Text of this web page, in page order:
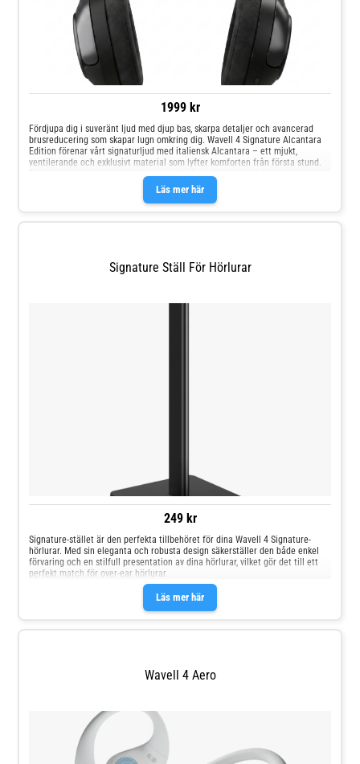
1999 kr
Läs mer här
Fördjupa dig i suveränt ljud med djup bas, skarpa detaljer och avancerad
brusreducering som skapar lugn omkring dig. Wavell 4 Signature Alcantara
Edition förenar vårt signaturljud med italiensk Alcantara – ett mjukt,
ventilerande och exklusivt material som lyfter komforten från första stund.
En diskret lyx som gör varje lyssning till något särskilt.Känt för sitt exklusiva
uttryck, sin mjuka känsla och raffinerade finish är Alcantara ett italienskt
material som används i allt från lyxiga bilinredningar till premiumprodukter
inom design och livsstil.Scandinavian Sound. Italian Design.
Signature Ställ För Hörlurar
249 kr
Läs mer här
Signature-stället är den perfekta tillbehöret för dina Wavell 4 Signature-
hörlurar. Med sin eleganta och robusta design säkerställer den både enkel
förvaring och en stilfull presentation av dina hörlurar, vilket gör det till ett
perfekt match för over-ear hörlurar.
Wavell 4 Aero